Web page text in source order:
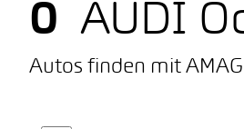
0 AUDI
Autos finden mit